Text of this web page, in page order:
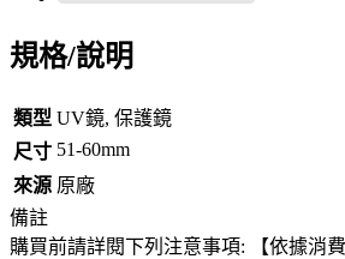
規格/說明
類型 UV鏡, 保護鏡
尺寸 51-60mm
來源 原廠
備註
購買前請詳閱下列注意事項: 【依據消